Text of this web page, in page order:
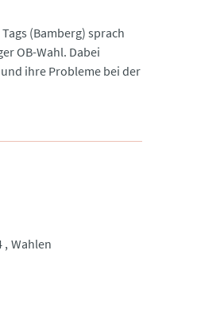
(Bamberg) sprach
OB-Wahl. Dabei
ihre Probleme bei der
Wahlen